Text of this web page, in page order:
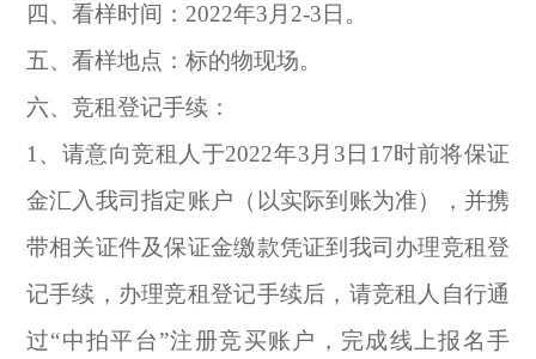
四、看样时间：2022年3月2-3日。
五、看样地点：标的物现场。
六、竞租登记手续：
1 、请意向竞租人于2022年3月3日17时前将保证
金汇入我司指定账户（以实际到账为准），并携
带相关证件及保证金缴款凭证到我司办理竞租登
记手续，办理竞租登记手续后，请竞租人自行通
过“中拍平台”注册竞买账户，完成线上报名手